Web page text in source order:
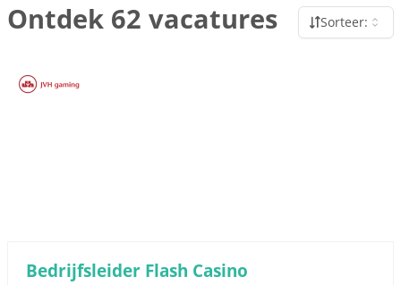
Ontdek 62 vacatures Sorteer:
Bedrijfsleider Flash Casino